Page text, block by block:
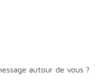
autour de vous ?